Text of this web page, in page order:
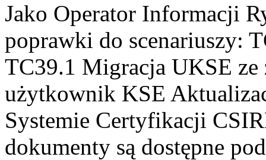
Jako Operator Informacji
poprawki do scenariuszy:
TC39.1 Migracja UKSE
użytkownik KSE
Systemie Certyfikacji
dokumenty są dostępne